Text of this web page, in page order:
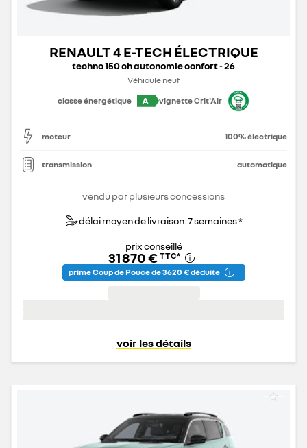
RENAULT 4 E-TECH ÉLECTRIQUE
techno 150 ch autonomie confort - 26
Véhicule neuf
classe énergétique
A vignette Crit'Air
moteur 100% électrique
transmission automatique
vendu par plusieurs concessions
délai moyen de livraison: 7 semaines *
prix conseillé
31 870 € TTC*
prime Coup de Pouce de 3 620 € déduite
voir les détails